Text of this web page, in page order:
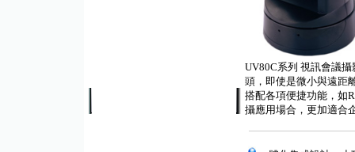
UV80C系列 視訊會議攝
頭，即使是微小與遠距
搭配各項便捷功能，如
攝應用場合 ， 更加適合